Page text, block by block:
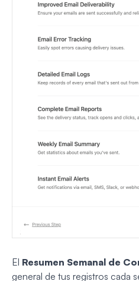
El Resumen Semanal de
general de tus registros cada